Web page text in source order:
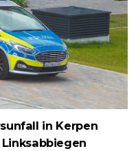
in Kerpen